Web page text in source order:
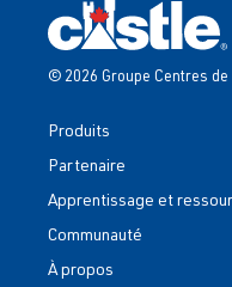
© 2026 Groupe Centres
Produits
Partenaire
Apprentissage et
Communauté
À propos